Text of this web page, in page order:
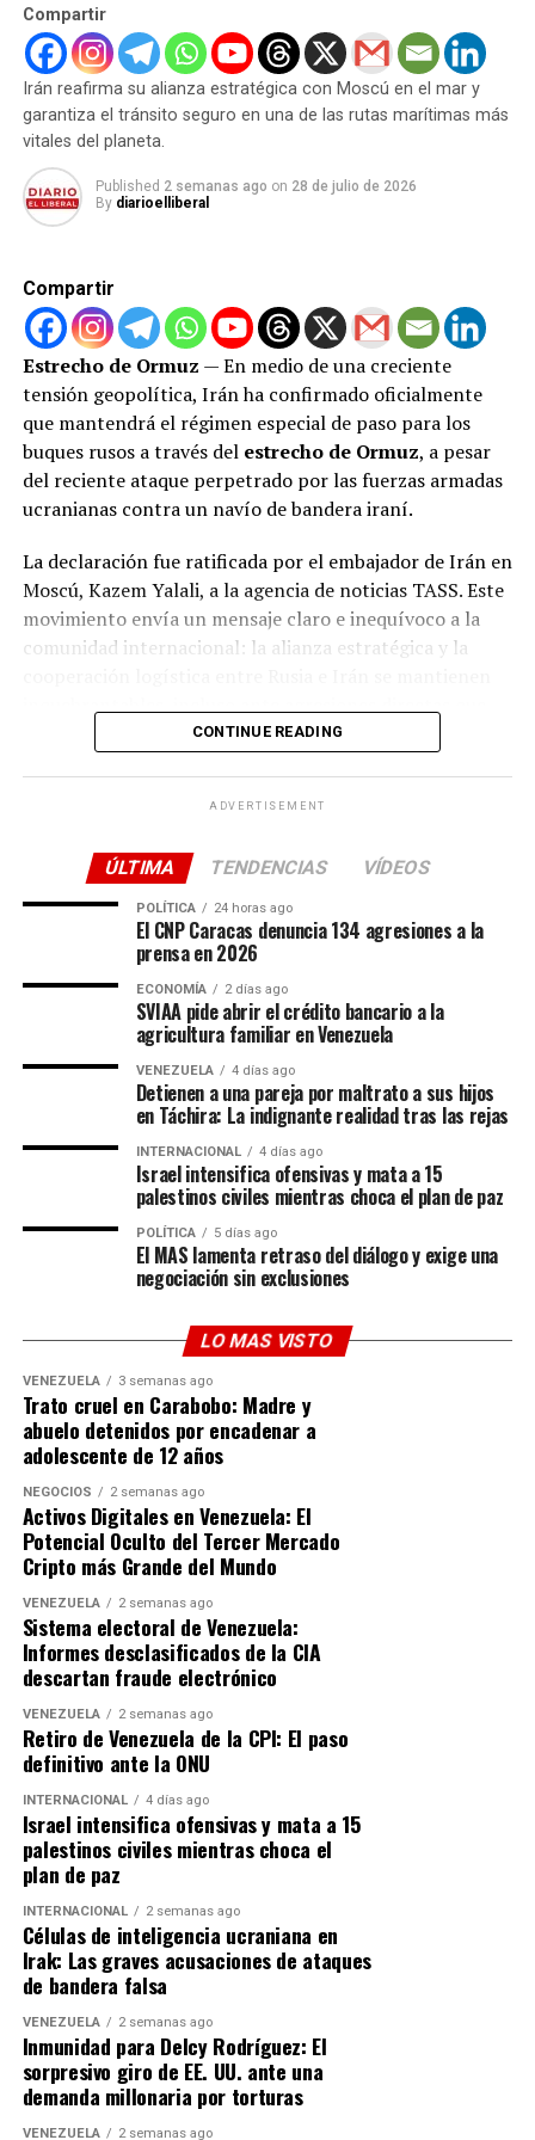
Tensión interna:
han calificado la propuesta internacional como
inaceptable, abogando por mantener la «libertad de
operación» militar y expandir la presencia en el
territorio.
La brecha entre los discursos de paz y la violencia en el
terreno deja a la población gazatí atrapada en una crisis
mueven los hilos en la sombra.
Sin embargo, las acusaciones no se quedan solo en el
terreno del discurso. El gobierno iraquí confirmó que
sus fuerzas de seguridad han logrado interceptar y
detener a varios individuos vinculados a estas redes.
Durante los interrogatorios, los sospechosos confesaron
minuciosamente la participación directa de la
Este hallazgo no solo pone en evidencia la fragilidad de
las fronteras ante la guerra de espionaje
contemporánea, sino que también amenaza con
redefinir las alianzas diplomáticas y las tensiones
militares en la zona. Irak, que durante años ha luchado
por consolidar su soberanía e institucionalidad, se
encuentra ahora en la encrucijada de contener una
interferencia externa inédita que busca utilizar su suelo
como un tablero de ajedrez para intereses ajenos. La
comunidad internacional observa con cautela, a la
espera de cómo responderán los implicados ante
pruebas de semejante calibre.
Compartir
Irán reafirma su alianza estratégica con Moscú en el mar y
garantiza el tránsito seguro en una de las rutas marítimas más
vitales del planeta.
Published 2 semanas ago on 28 de julio de 2026
By diarioelliberal
Compartir
Estrecho de Ormuz — En medio de una creciente
tensión geopolítica, Irán ha confirmado oficialmente
que mantendrá el régimen especial de paso para los
buques rusos a través del estrecho de Ormuz, a pesar
del reciente ataque perpetrado por las fuerzas armadas
ucranianas contra un navío de bandera iraní.
La declaración fue ratificada por el embajador de Irán en
Moscú, Kazem Yalali, a la agencia de noticias TASS. Este
movimiento envía un mensaje claro e inequívoco a la
comunidad internacional: la alianza estratégica y la
buscan desestabilizar la región.
Coordinación militar de alto nivel y
El ataque contra el buque iraní marca un punto de
inflexión peligroso en la expansión del conflicto hacia
rutas marítimas de vital importancia comercial. Lejos de
ceder ante la presión o modificar su postura logística,
Teherán ha preferido blindar sus acuerdos bilaterales.
Para gestionar las implicaciones de este incidente, los
Ministerios de Defensa de Rusia e Irán han establecido
un canal de contacto directo. Ambas naciones se
encuentran coordinando estrechamente la respuesta
táctica y diplomática ante esta incursión armada.
estrecho de Ormuz es considerado el cuello de
botella energético más crítico del mundo, por donde
transita una porción masiva del petróleo y gas global.
Garantizar un tránsito privilegiado a la flota rusa no
que reafirma el control geostratégico de Irán sobre esta
arteria marítima clave.
Con esta decisión, Teherán consolida su bloque
defensivo y demuestra que las represalias e incidentes
con el Kremlin. La atención internacional se centra
ahora en las acciones conjuntas que ambos países
desplegarán tras las conversaciones diplomáticas y
CONTINUE READING
ADVERTISEMENT
ÚLTIMA TENDENCIAS VÍDEOS
POLÍTICA 24 horas ago
El CNP Caracas denuncia 134 agresiones a la
prensa en 2026
ECONOMÍA 2 días ago
SVIAA pide abrir el crédito bancario a la
agricultura familiar en Venezuela
VENEZUELA 4 días ago
Detienen a una pareja por maltrato a sus hijos
en Táchira: La indignante realidad tras las rejas
INTERNACIONAL 4 días ago
Israel intensifica ofensivas y mata a 15
palestinos civiles mientras choca el plan de paz
POLÍTICA 5 días ago
El MAS lamenta retraso del diálogo y exige una
negociación sin exclusiones
LO MAS VISTO
VENEZUELA 3 semanas ago
Trato cruel en Carabobo: Madre y
abuelo detenidos por encadenar a
adolescente de 12 años
NEGOCIOS 2 semanas ago
Activos Digitales en Venezuela: El
Potencial Oculto del Tercer Mercado
Cripto más Grande del Mundo
VENEZUELA 2 semanas ago
Sistema electoral de Venezuela:
Informes desclasificados de la CIA
descartan fraude electrónico
VENEZUELA 2 semanas ago
Retiro de Venezuela de la CPI: El paso
definitivo ante la ONU
INTERNACIONAL 4 días ago
Israel intensifica ofensivas y mata a 15
palestinos civiles mientras choca el
plan de paz
INTERNACIONAL 2 semanas ago
Células de inteligencia ucraniana en
Irak: Las graves acusaciones de ataques
de bandera falsa
VENEZUELA 2 semanas ago
Inmunidad para Delcy Rodríguez: El
sorpresivo giro de EE. UU. ante una
demanda millonaria por torturas
VENEZUELA 2 semanas ago